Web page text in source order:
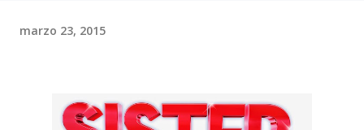
marzo 23, 2015